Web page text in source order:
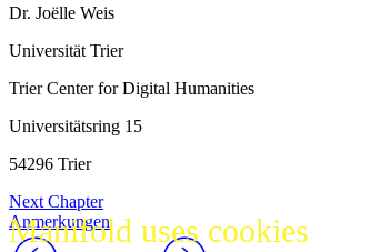
Dr. Joëlle Weis
Universität Trier
Trier Center for Digital Humanities
Universitätsring 15
54296 Trier
Next Chapter
Anmerkungen
Manifold uses cookies